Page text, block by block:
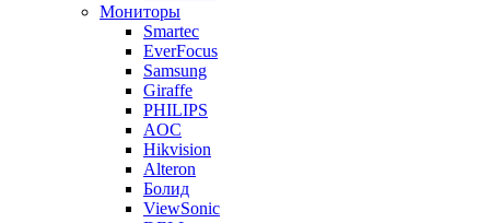
Мониторы
Smartec
EverFocus
Samsung
Giraffe
PHILIPS
AOC
Hikvision
Alteron
Болид
ViewSonic